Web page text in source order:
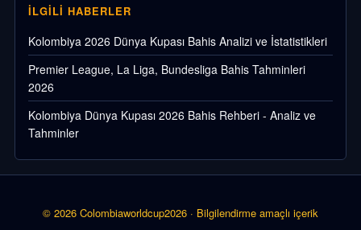
İLGILI HABERLER
Kolombiya 2026 Dünya Kupası Bahis Analizi ve İstatistikleri
Premier League, La Liga, Bundesliga Bahis Tahminleri
2026
Kolombiya Dünya Kupası 2026 Bahis Rehberi - Analiz ve
Tahminler
© 2026 Colombiaworldcup2026 · Bilgilendirme amaçlı içerik